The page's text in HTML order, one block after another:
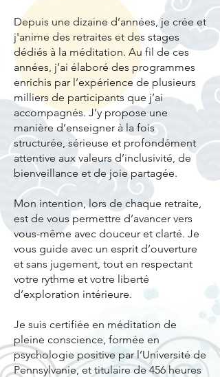
Depuis une dizaine d’années, je crée et
j'anime des retraites et des stages
dédiés à la méditation. Au fil de ces
années, j’ai élaboré des programmes
enrichis par l’expérience de plusieurs
milliers de participants que j’ai
accompagnés. J’y propose une
manière d’enseigner à la fois
structurée, sérieuse et profondément
attentive aux valeurs d’inclusivité, de
bienveillance et de joie partagée.
Mon intention, lors de chaque retraite,
est de vous permettre d’avancer vers
vous-même avec douceur et clarté. Je
vous guide avec un esprit d’ouverture
et sans jugement, tout en respectant
votre rythme et votre liberté
d’exploration intérieure.
Je suis certifiée en méditation de
pleine conscience, formée en
psychologie positive par l’Université de
Pennsylvanie, et titulaire de 456 heures